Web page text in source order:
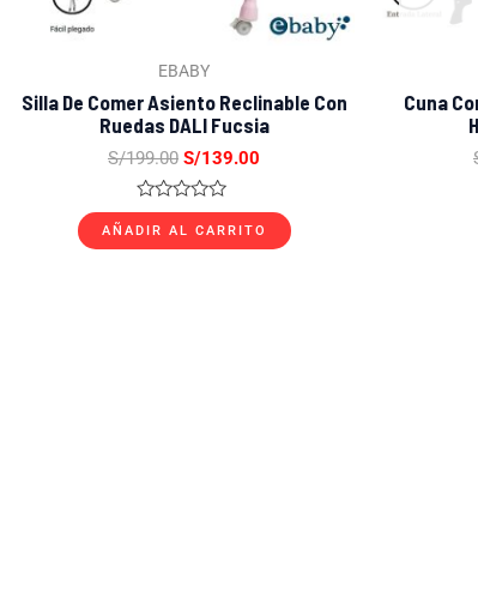
EBABY
Silla De Comer Asiento Reclinable Con
Ruedas DALI Fucsia
S/199.00 S/139.00
Valorado
con
0
AÑADIR AL CARRITO
Cuna